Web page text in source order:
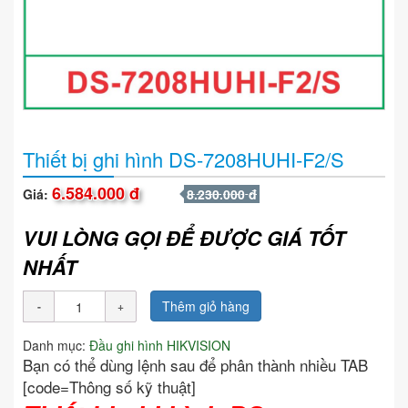
Thiết bị ghi hình DS-7208HUHI-F2/S
Giá: 6.584.000 đ 8.230.000 đ
VUI LÒNG GỌI ĐỂ ĐƯỢC GIÁ TỐT
NHẤT
Thêm giỏ hàng
Danh mục: Đầu ghi hình HIKVISION
Bạn có thể dùng lệnh sau để phân thành nhiều TAB
[code=Thông số kỹ thuật]